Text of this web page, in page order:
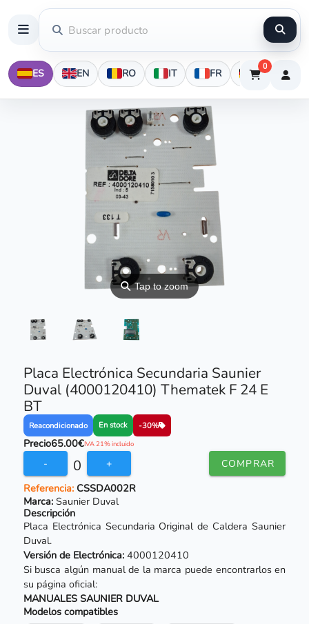
ES EN RO IT FR DE
0
⚲Tap to zoom
Placa Electrónica Secundaria Saunier
Duval (4000120410) Thematek F 24 E
BT
Reacondicionado En stock -30%
Precio65.00€IVA 21% incluido
- 0 + COMPRAR
Referencia:CSSDA002R
Marca: Saunier Duval
Descripción
Placa Electrónica Secundaria Original de Caldera Saunier
Duval.
Versión de Electrónica:4000120410
Si busca algún manual de la marca puede encontrarlos en
su página oficial:
MANUALES SAUNIER DUVAL
Modelos compatibles